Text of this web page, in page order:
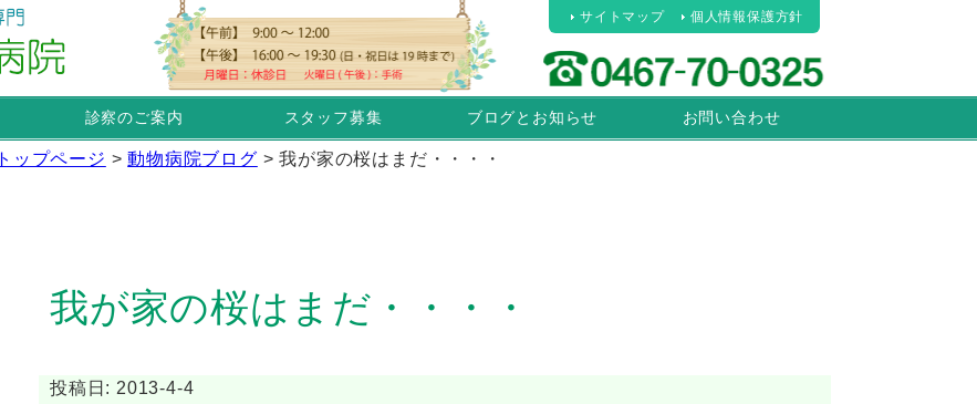
サイトマップ 個人情報保護方針
診察のご案内 スタッフ募集 ブログとお知らせ お問い合わせ
トップページ >動物病院ブログ >我が家の桜はまだ・・・・
我が家の桜はまだ・・・・
投稿日: 2013-4-4